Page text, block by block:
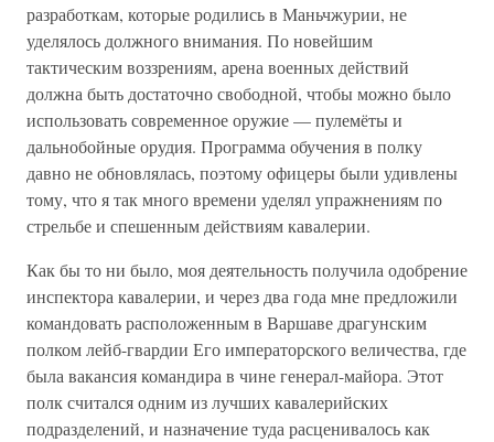
разработкам, которые родились в Маньчжурии, не
уделялось должного внимания. По новейшим
тактическим воззрениям, арена военных действий
должна быть достаточно свободной, чтобы можно было
использовать современное оружие — пулемёты и
дальнобойные орудия. Программа обучения в полку
давно не обновлялась, поэтому офицеры были удивлены
тому, что я так много времени уделял упражнениям по
стрельбе и спешенным действиям кавалерии.
Как бы то ни было, моя деятельность получила одобрение
инспектора кавалерии, и через два года мне предложили
командовать расположенным в Варшаве драгунским
полком лейб-гвардии Его императорского величества, где
была вакансия командира в чине генерал-майора. Этот
полк считался одним из лучших кавалерийских
подразделений, и назначение туда расценивалось как